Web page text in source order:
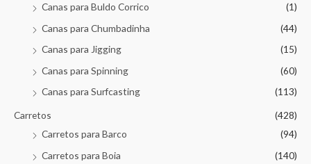
Canas para Buldo Corrico
(1)
Canas para Chumbadinha
(44)
Canas para Jigging
(15)
Canas para Spinning
(60)
Canas para Surfcasting
(113)
Carretos
(428)
Carretos para Barco
(94)
Carretos para Boia
(140)